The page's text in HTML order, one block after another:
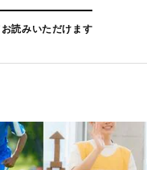
読みいただけます